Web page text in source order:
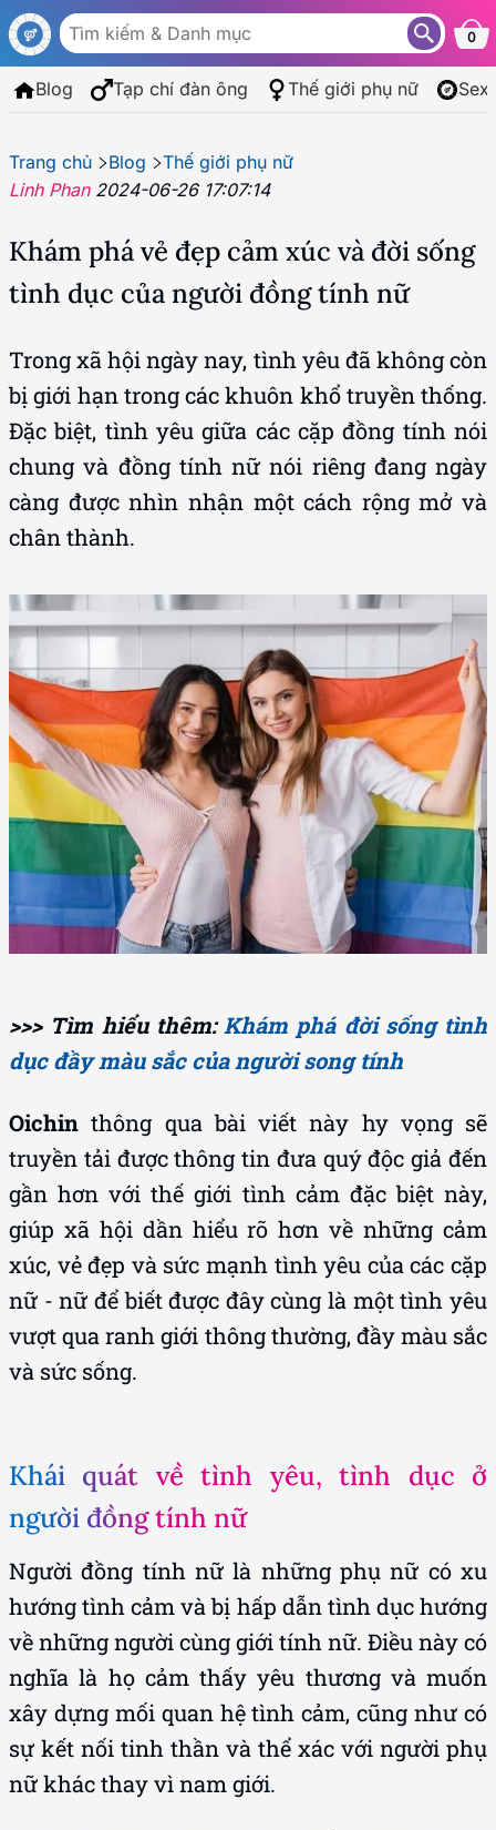
0
Blog Tạp chí đàn ông Thế giới phụ nữ
Trang chủ Blog
Thế giới phụ nữ
Linh Phan 2024-06-26 17:07:14
Khám phá vẻ đẹp cảm xúc và đời sống
tình dục của người đồng tính nữ
Trong xã hội ngày nay, tình yêu đã không còn
bị giới hạn trong các khuôn khổ truyền thống.
Đặc biệt, tình yêu giữa các cặp đồng tính nói
chung và đồng tính nữ nói riêng đang ngày
càng được nhìn nhận một cách rộng mở và
chân thành.
>>> Tìm hiểu thêm:Khám phá đời sống tình
dục đầy màu sắc của người song tính
Oichin thông qua bài viết này hy vọng sẽ
truyền tải được thông tin đưa quý độc giả đến
gần hơn với thế giới tình cảm đặc biệt này,
giúp xã hội dần hiểu rõ hơn về những cảm
xúc, vẻ đẹp và sức mạnh tình yêu của các cặp
nữ - nữ để biết được đây cùng là một tình yêu
vượt qua ranh giới thông thường, đầy màu sắc
và sức sống.
Khái quát về tình yêu, tình dục ở
người đồng tính nữ
Người đồng tính nữ là những phụ nữ có xu
hướng tình cảm và bị hấp dẫn tình dục hướng
về những người cùng giới tính nữ. Điều này có
nghĩa là họ cảm thấy yêu thương và muốn
xây dựng mối quan hệ tình cảm, cũng như có
sự kết nối tinh thần và thể xác với người phụ
nữ khác thay vì nam giới.